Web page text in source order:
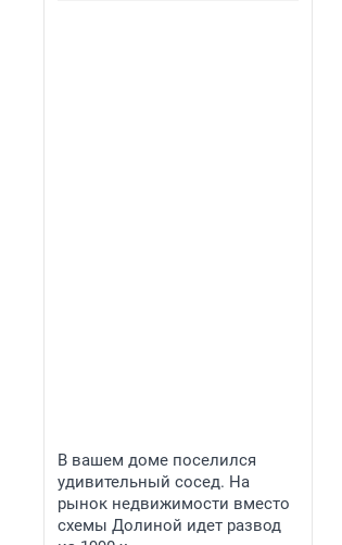
В вашем доме поселился
удивительный сосед. На
рынок недвижимости вместо
схемы Долиной идет развод